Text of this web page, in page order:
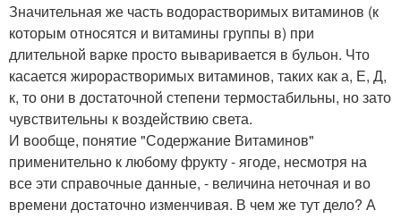
Значительная же часть водорастворимых витаминов (к
которым относятся и витамины группы в) при
длительной варке просто вываривается в бульон. Что
касается жирорастворимых витаминов, таких как а, Е, Д,
к, то они в достаточной степени термостабильны, но зато
чувствительны к воздействию света.
И вообще, понятие "Содержание Витаминов"
применительно к любому фрукту - ягоде, несмотря на
все эти справочные данные, - величина неточная и во
времени достаточно изменчивая. В чем же тут дело? А